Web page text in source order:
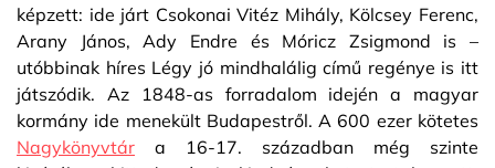
képzett: ide járt Csokonai Vitéz Mihály, Kölcsey Ferenc,
Arany János, Ady Endre és Móricz Zsigmond is –
utóbbinak híres Légy jó mindhalálig című regénye is itt
játszódik. Az 1848-as forradalom idején a magyar
kormány ide menekült Budapestről. A 600 ezer kötetes
Nagykönyvtár a 16-17. században még szinte